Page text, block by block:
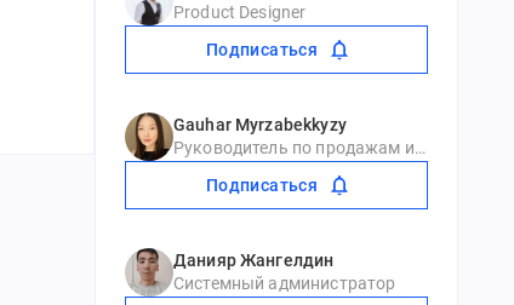
Product Designer
Подписаться
Gauhar Myrzabekkyzy
Руководитель по продажам и развитию ИТ продукта
Подписаться
Данияр Жангелдин
Системный администратор